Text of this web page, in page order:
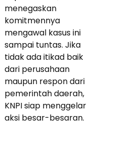
menegaskan
komitmennya
mengawal kasus ini
sampai tuntas. Jika
tidak ada itikad baik
dari perusahaan
maupun respon dari
pemerintah daerah,
KNPI siap menggelar
aksi besar-besaran.